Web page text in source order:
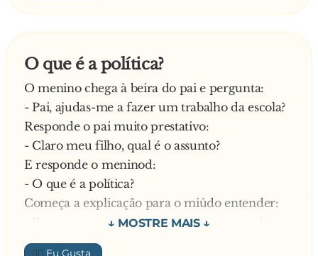
O que é a política?
O menino chega à beira do pai e pergunta:
- Pai, ajudas-me a fazer um trabalho da escola?
Responde o pai muito prestativo:
- Claro meu filho, qual é o assunto?
E responde o meninod:
- O que é a política?
Começa a explicação para o miúdo entender:
- Bem, vou usar a nossa casa como exemplo:
1. Sou eu quem traz dinheiro para casa, então
👍🏼